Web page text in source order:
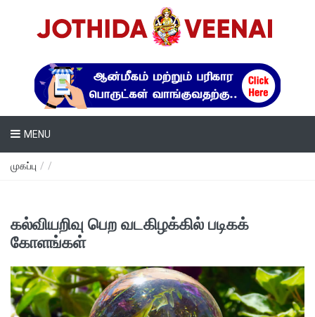
MENU
முகப்பு / /
கல்வியறிவு பெற வடகிழக்கில் படிகக்
கோளங்கள்